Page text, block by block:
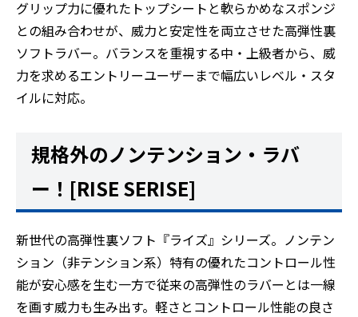
グリップ力に優れたトップシートと軟らかめなスポンジ
との組み合わせが、威力と安定性を両立させた高弾性裏
ソフトラバー。バランスを重視する中・上級者から、威
力を求めるエントリーユーザーまで幅広いレベル・スタ
イルに対応。
規格外のノンテンション・ラバ
ー！[RISE SERISE]
新世代の高弾性裏ソフト『ライズ』シリーズ。ノンテン
ション（非テンション系）特有の優れたコントロール性
能が安心感を生む一方で従来の高弾性のラバーとは一線
を画す威力も生み出す。軽さとコントロール性能の良さ